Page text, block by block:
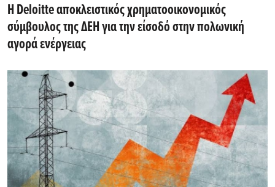
Η Deloitte αποκλειστικός χρηματοοικονομικός
σύμβουλος της ΔΕΗ για την είσοδό στην πολωνική
αγορά ενέργειας